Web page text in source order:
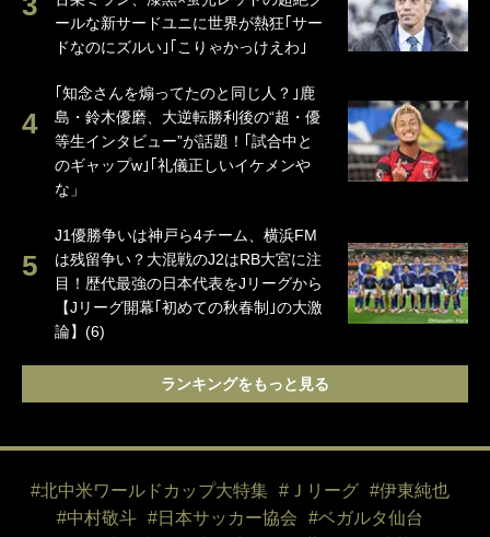
ールな新サードユニに世界が熱狂｢サー
ドなのにズルい｣｢こりゃかっけえわ｣
｢知念さんを煽ってたのと同じ人？｣鹿
島・鈴木優磨、大逆転勝利後の“超・優
等生インタビュー”が話題！｢試合中と
のギャップw｣｢礼儀正しいイケメンや
な」
J1優勝争いは神戸ら4チーム、横浜FM
は残留争い？大混戦のJ2はRB大宮に注
目！歴代最強の日本代表をJリーグから
【Jリーグ開幕｢初めての秋春制｣の大激
論】(6)
ランキングをもっと見る
#北中米ワールドカップ大特集 #Ｊリーグ
#伊東純也
#中村敬斗
#日本サッカー協会
#ベガルタ仙台